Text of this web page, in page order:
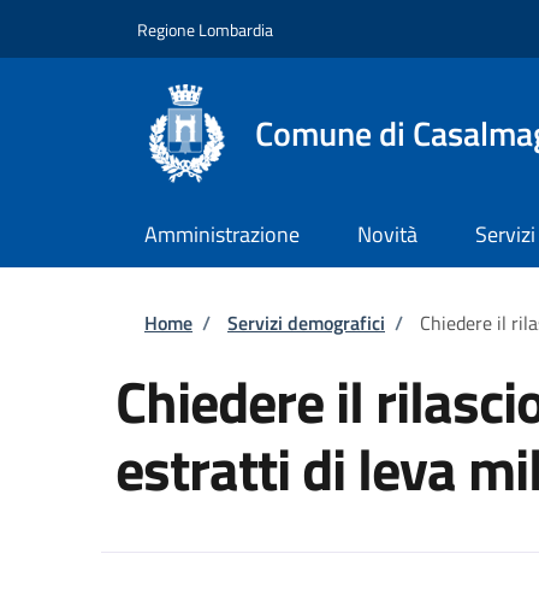
Regione Lombardia
Comune di
Amministrazione Novità Servizi
Briciole di pane
Home / Servizi demografici / Chiedere il
Chiedere il
estratti di leva